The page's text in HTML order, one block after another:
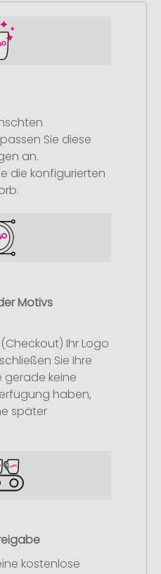
Sie diese
an.
die konfigurierten
Motivs
Ihr Logo
Sie Ihre
gerade keine
haben,
später
kostenlose